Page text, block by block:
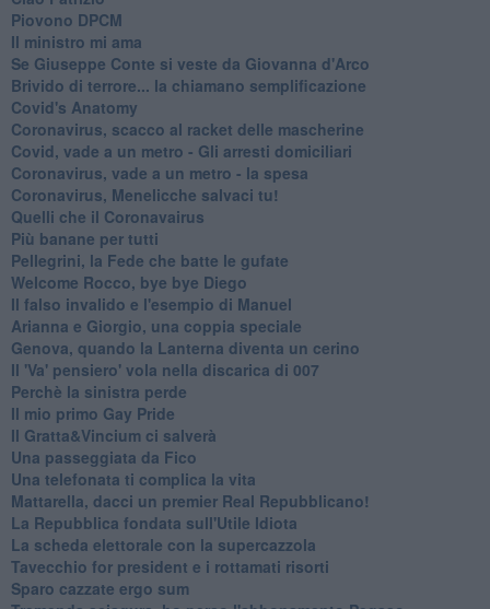
Piovono DPCM
Il ministro mi ama
Se Giuseppe Conte si veste da Giovanna d'Arco
Brivido di terrore... la chiamano semplificazione
Covid's Anatomy
Coronavirus, scacco al racket delle mascherine
Covid, vade a un metro - Gli arresti domiciliari
Coronavirus, vade a un metro - la spesa
Coronavirus, Menelicche salvaci tu!
Quelli che il Coronavairus
Più banane per tutti
Pellegrini, la Fede che batte le gufate
Welcome Rocco, bye bye Diego
Il falso invalido e l'esempio di Manuel
Arianna e Giorgio, una coppia speciale
Genova, quando la Lanterna diventa un cerino
Il 'Va' pensiero' vola nella discarica di 007
Perchè la sinistra perde
Il mio primo Gay Pride
Il Gratta&Vincium ci salverà
Una passeggiata da Fico
Una telefonata ti complica la vita
Mattarella, dacci un premier Real Repubblicano!
La Repubblica fondata sull'Utile Idiota
La scheda elettorale con la supercazzola
Tavecchio for president e i rottamati risorti
Sparo cazzate ergo sum